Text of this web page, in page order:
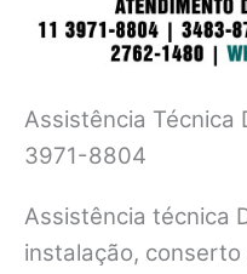
Assistência Técnica
3971-8804
Assistência técnica
instalação,